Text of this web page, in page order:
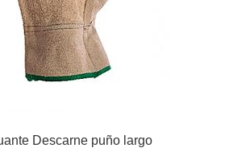
Descarne puño largo